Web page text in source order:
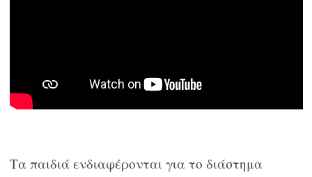
Τα παιδιά ενδιαφέρονται για το διάστημα